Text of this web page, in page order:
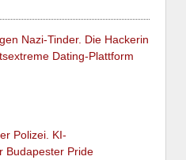
Nazi-Tinder. Die Hackerin
Dating-Plattform
Polizei. KI-
Budapester Pride